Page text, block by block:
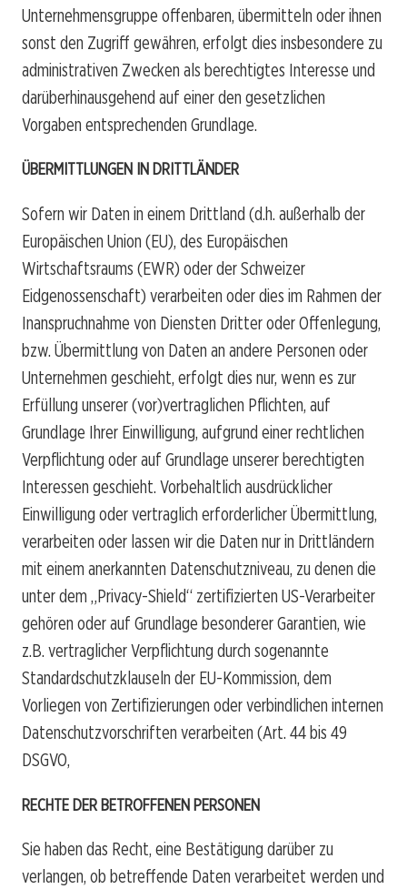
Unternehmensgruppe offenbaren, übermitteln oder ihnen
sonst den Zugriff gewähren, erfolgt dies insbesondere zu
administrativen Zwecken als berechtigtes Interesse und
darüberhinausgehend auf einer den gesetzlichen
Vorgaben entsprechenden Grundlage.
ÜBERMITTLUNGEN IN DRITTLÄNDER
Sofern wir Daten in einem Drittland (d.h. außerhalb der
Europäischen Union (EU), des Europäischen
Wirtschaftsraums (EWR) oder der Schweizer
Eidgenossenschaft) verarbeiten oder dies im Rahmen der
Inanspruchnahme von Diensten Dritter oder Offenlegung,
bzw. Übermittlung von Daten an andere Personen oder
Unternehmen geschieht, erfolgt dies nur, wenn es zur
Erfüllung unserer (vor)vertraglichen Pflichten, auf
Grundlage Ihrer Einwilligung, aufgrund einer rechtlichen
Verpflichtung oder auf Grundlage unserer berechtigten
Interessen geschieht. Vorbehaltlich ausdrücklicher
Einwilligung oder vertraglich erforderlicher Übermittlung,
verarbeiten oder lassen wir die Daten nur in Drittländern
mit einem anerkannten Datenschutzniveau, zu denen die
unter dem „Privacy-Shield“ zertifizierten US-Verarbeiter
gehören oder auf Grundlage besonderer Garantien, wie
z.B. vertraglicher Verpflichtung durch sogenannte
Standardschutzklauseln der EU-Kommission, dem
Vorliegen von Zertifizierungen oder verbindlichen internen
Datenschutzvorschriften verarbeiten (Art. 44 bis 49
DSGVO,
RECHTE DER BETROFFENEN PERSONEN
Sie haben das Recht, eine Bestätigung darüber zu
verlangen, ob betreffende Daten verarbeitet werden und